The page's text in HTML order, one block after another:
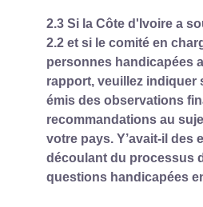
2.3 Si la Côte d'Ivoire a
2.2 et si le comité en
personnes handicapées
rapport, veuillez indiquer
émis des observations
recommandations au
votre pays. Y’avait-il des
découlant du processus
questions handicapées